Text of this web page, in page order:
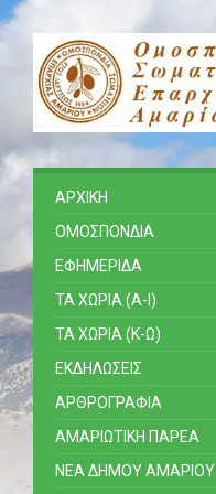
ΑΡΧΙΚΗ
ΟΜΟΣΠΟΝΔΙΑ
ΕΦΗΜΕΡΙΔΑ
ΤΑ ΧΩΡΙΑ (Α-Ι)
ΤΑ ΧΩΡΙΑ (Κ-Ω)
ΕΚΔΗΛΩΣΕΙΣ
ΑΡΘΡΟΓΡΑΦΙΑ
ΑΜΑΡΙΩΤΙΚΗ ΠΑΡΕΑ
ΝΕΑ ΔΗΜΟΥ ΑΜΑΡΙΟΥ